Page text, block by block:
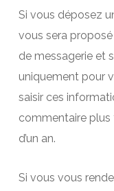
Si vous déposez
vous sera
de messagerie et
uniquement pour
saisir ces
commentaire plus
d’un an.
Si vous vous